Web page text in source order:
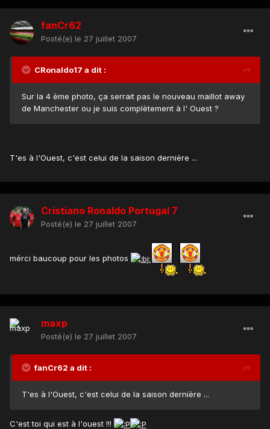
fanCr62
Posté(e) le 27 juillet 2007
CRonaldo17 a dit :
Sur la 4 ème photo, ça serrait pas le nouveau maillot away
de Manchester ou je suis complètement à l' Ouest ?
T'es à l'Ouest, c'est celui de la saison dernière ...
Cristiano Ronaldo Portugal 7
Posté(e) le 27 juillet 2007
mérci baucoup pour les photos
maxp
Posté(e) le 27 juillet 2007
fanCr62 a dit :
T'es à l'Ouest, c'est celui de la saison dernière ...
C'est toi qui est à l'ouest !!!